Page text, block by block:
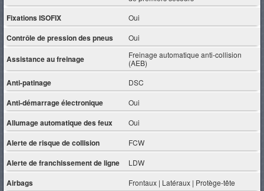
Fixations ISOFIX Oui
Contrôle de pression des pneus Oui
Assistance au freinage
Freinage automatique anti-collision
(AEB)
Anti-patinage DSC
Anti-démarrage électronique Oui
Allumage automatique des feux Oui
Alerte de risque de collision FCW
Alerte de franchissement de ligne LDW
Airbags Frontaux | Latéraux | Protège-tête